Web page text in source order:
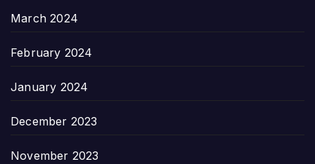
March 2024
February 2024
January 2024
December 2023
November 2023